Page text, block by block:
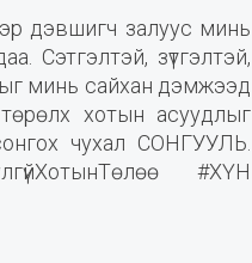
дэвшигч залуус минь
Сэтгэлтэй, зүтгэлтэй,
минь сайхан дэмжээд
хотын асуудлыг
чухал СОНГУУЛЬ.
#ХҮН